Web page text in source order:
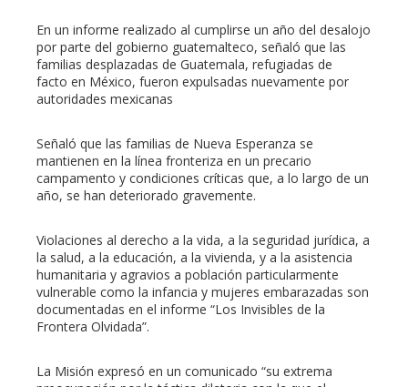
En un informe realizado al cumplirse un año del desalojo
por parte del gobierno guatemalteco, señaló que las
familias desplazadas de Guatemala, refugiadas de
facto en México, fueron expulsadas nuevamente por
autoridades mexicanas
Señaló que las familias de Nueva Esperanza se
mantienen en la línea fronteriza en un precario
campamento y condiciones críticas que, a lo largo de un
año, se han deteriorado gravemente.
Violaciones al derecho a la vida, a la seguridad jurídica, a
la salud, a la educación, a la vivienda, y a la asistencia
humanitaria y agravios a población particularmente
vulnerable como la infancia y mujeres embarazadas son
documentadas en el informe “Los Invisibles de la
Frontera Olvidada”.
La Misión expresó en un comunicado “su extrema